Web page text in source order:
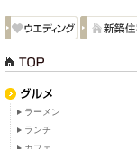
ラーメン
ランチ